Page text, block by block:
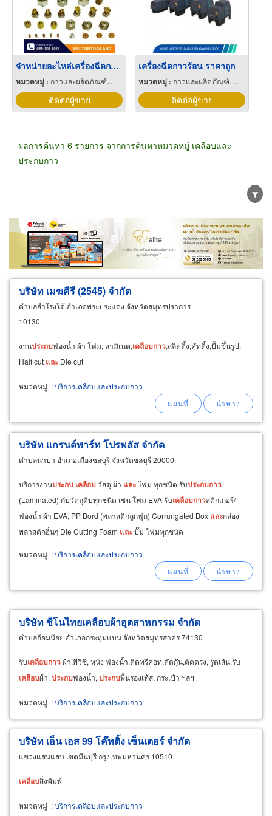
จำหน่ายอะไหล่เครื่องฉีดกาวทุกแบรนด์
หมวดหมู่ : กาวและผลิตภัณฑ์สำหรับยึดติด
ติดต่อผู้ขาย
เครื่องฉีดกาวร้อน ราคาถูก
หมวดหมู่ : กาวและผลิตภัณฑ์สำหรับยึดติด
ติดต่อผู้ขาย
ผลการค้นหา 6 รายการ จากการค้นหาหมวดหมู่ เคลือบและ
ประกบกาว
ขายส่ง ขายปลีก ผู้ผลิต
ตัวแทนจัดจำหน่าย
ผู้ส่งออก/นำเข้า
ธุรกิจบริการ
บริษัท เมฆคีรี (2545) จำกัด
ตำบลสำโรงใต้ อำเภอพระประแดง จังหวัดสมุทรปราการ
10130
งานประกบฟองน้ำ ผ้า โฟม, ลามิเนต,เคลือบกาว,สลิตติ้ง,คัทติ้ง,ปั้มขึ้นรูป,
Half cut และ Die cut
หมวดหมู่ :บริการเคลือบและประกบกาว
บริษัท แกรนด์พาร์ท โปรพลัส จำกัด
ตำบลนาป่า อำเภอเมืองชลบุรี จังหวัดชลบุรี 20000
บริการงานประกบ เคลือบวัสดุ ผ้า และโฟม ทุกชนิด รับประกบกาว
(Laminated) กับวัตถุดิบทุกชนิด เช่น โฟม EVA รับเคลือบกาวสติกเกอร์/
ฟองน้ำ ผ้า EVA, PP Bord (พลาสติกลูกฟูก) Corrungated Box และกล่อง
พลาสติกอื่นๆ Die Cutting Foam และปั๊ม โฟมทุกชนิด
หมวดหมู่ :บริการเคลือบและประกบกาว
บริษัท ซีโนไทยเคลือบผ้าอุตสาหกรรม จำกัด
ตำบลอ้อมน้อย อำเภอกระทุ่มแบน จังหวัดสมุทรสาคร 74130
รับเคลือบกาวผ้า,พีวีซี, หนัง ฟองน้ำ,ติดทรีคอท,ตัดกุ๊น,ตัดตรง, รูดเส้น,รับ
เคลือบผ้า, ประกบฟองน้ำ, ประกบพื้นรองเท้ส, กระเป๋า ฯลฯ
หมวดหมู่ :บริการเคลือบและประกบกาว
บริษัท เอ็น เอส 99 โค๊ทติ้ง เซ็นเตอร์ จำกัด
แขวงแสนแสบ เขตมีนบุรี กรุงเทพมหานคร 10510
เคลือบสิ่งพิมพ์
หมวดหมู่ :บริการเคลือบและประกบกาว